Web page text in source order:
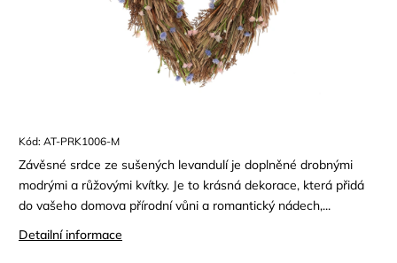
Kód: AT-PRK1006-M
Závěsné srdce ze sušených levandulí je doplněné drobnými
modrými a růžovými kvítky. Je to krásná dekorace, která přidá
do vašeho domova přírodní vůni a romantický nádech,...
Detailní informace